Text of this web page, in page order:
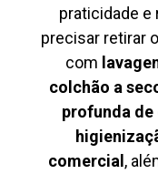
praticidade
precisar retirar
com
colchão a
profunda
comercial ,